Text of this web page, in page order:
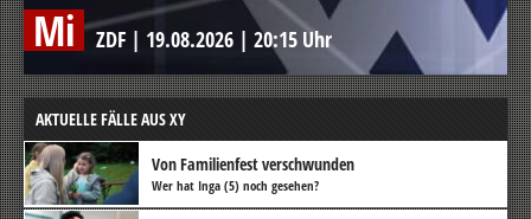
Mi ZDF | 19.08.2026 | 20:15 Uhr
AKTUELLE FÄLLE AUS XY
Von Familienfest verschwunden
Wer hat Inga (5) noch gesehen?